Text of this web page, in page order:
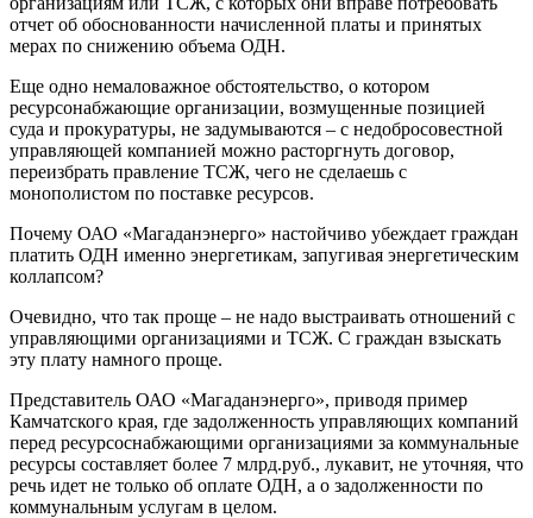
отчет об обоснованности начисленной платы и принятых
мерах по снижению объема ОДН.
Еще одно немаловажное обстоятельство, о котором
ресурсонабжающие организации, возмущенные позицией
суда и прокуратуры, не задумываются – с недобросовестной
управляющей компанией можно расторгнуть договор,
переизбрать правление ТСЖ, чего не сделаешь с
монополистом по поставке ресурсов.
Почему ОАО «Магаданэнерго» настойчиво убеждает граждан
платить ОДН именно энергетикам, запугивая энергетическим
коллапсом?
Очевидно, что так проще – не надо выстраивать отношений с
управляющими организациями и ТСЖ. С граждан взыскать
эту плату намного проще.
Представитель ОАО «Магаданэнерго», приводя пример
Камчатского края, где задолженность управляющих компаний
перед ресурсоснабжающими организациями за коммунальные
ресурсы составляет более 7 млрд.руб., лукавит, не уточняя, что
речь идет не только об оплате ОДН, а о задолженности по
коммунальным услугам в целом.